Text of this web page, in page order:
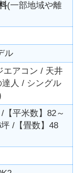
(一部地域や離
ル
エアコン / 天井
人 / シングル
【平米数】82～
/【畳数】48